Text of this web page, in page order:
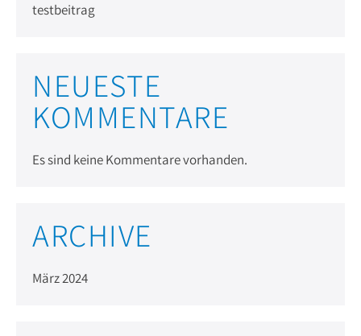
testbeitrag
NEUESTE
KOMMENTARE
Es sind keine Kommentare vorhanden.
ARCHIVE
März 2024